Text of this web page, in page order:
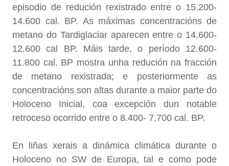
episodio de redución rexistrado entre o 15.200-
14.600 cal. BP. As máximas concentracións de
metano do Tardiglaciar aparecen entre o 14.600-
12.600 cal BP. Máis tarde, o período 12.600-
11.800 cal. BP mostra unha redución na fracción
de metano rexistrada; e posteriormente as
concentracións son altas durante a maior parte do
Holoceno Inicial, coa excepción dun notable
retroceso ocorrido entre o 8.400- 7.700 cal. BP.
En liñas xerais a dinámica climática durante o
Holoceno no SW de Europa, tal e como pode